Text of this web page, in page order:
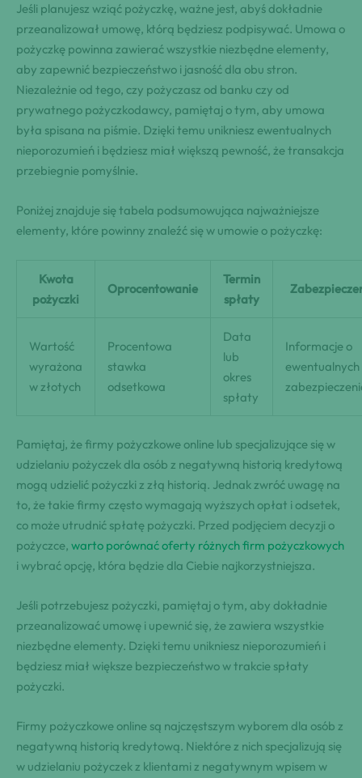
Jeśli planujesz wziąć pożyczkę, ważne jest, abyś dokładnie
przeanalizował umowę, którą będziesz podpisywać. Umowa o
pożyczkę powinna zawierać wszystkie niezbędne elementy,
aby zapewnić bezpieczeństwo i jasność dla obu stron.
Niezależnie od tego, czy pożyczasz od banku czy od
prywatnego pożyczkodawcy, pamiętaj o tym, aby umowa
była spisana na piśmie. Dzięki temu unikniesz ewentualnych
nieporozumień i będziesz miał większą pewność, że transakcja
przebiegnie pomyślnie.
Poniżej znajduje się tabela podsumowująca najważniejsze
elementy, które powinny znaleźć się w umowie o pożyczkę:
Kwota
pożyczki
Oprocentowanie
Termin
spłaty
Wartość
wyrażona
w złotych
Procentowa
stawka
odsetkowa
Data
lub
okres
spłaty
Informacje o
ewentualnych
Pamiętaj, że firmy pożyczkowe online lub specjalizujące się w
udzielaniu pożyczek dla osób z negatywną historią kredytową
mogą udzielić pożyczki z złą historią. Jednak zwróć uwagę na
to, że takie firmy często wymagają wyższych opłat i odsetek,
co może utrudnić spłatę pożyczki. Przed podjęciem decyzji o
pożyczce, warto porównać oferty różnych firm pożyczkowych
i wybrać opcję, która będzie dla Ciebie najkorzystniejsza.
Jeśli potrzebujesz pożyczki, pamiętaj o tym, aby dokładnie
przeanalizować umowę i upewnić się, że zawiera wszystkie
niezbędne elementy. Dzięki temu unikniesz nieporozumień i
będziesz miał większe bezpieczeństwo w trakcie spłaty
pożyczki.
Firmy pożyczkowe online są najczęstszym wyborem dla osób z
negatywną historią kredytową. Niektóre z nich specjalizują się
w udzielaniu pożyczek z klientami z negatywnym wpisem w